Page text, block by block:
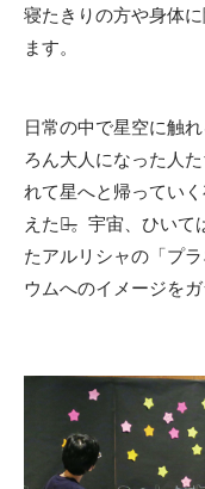
寝たきりの方や身体
ます。
日常の中で星空に触
ろん大人になった人
れて星へと帰ってい
えたら̶̶。宇宙、ひい
たアルリシャの「プ
ウムへのイメージを